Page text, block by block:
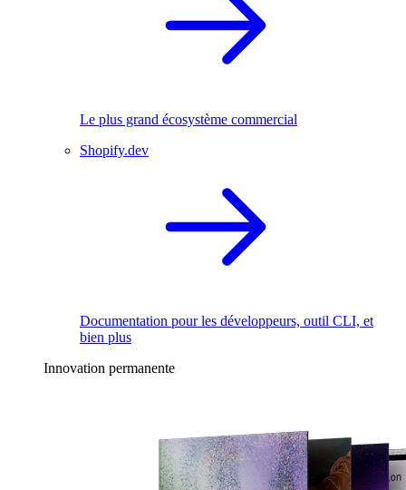
Le plus grand écosystème commercial
Shopify.dev
Documentation pour les développeurs, outil CLI, et
bien plus
Innovation permanente